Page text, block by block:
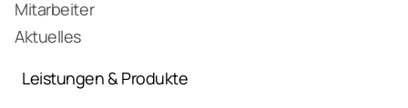
Mitarbeiter
Aktuelles
Leistungen & Produkte